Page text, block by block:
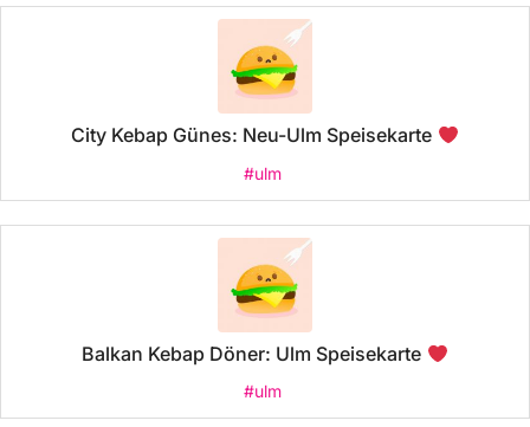
City Kebap Günes: Neu-Ulm Speisekarte
#ulm
Balkan Kebap Döner: Ulm Speisekarte
#ulm